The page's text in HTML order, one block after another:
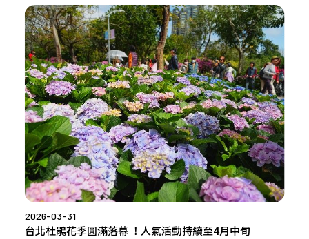
2026-03-31
台北杜鵑花季圓滿落幕 ！人氣活動持續至4月中旬